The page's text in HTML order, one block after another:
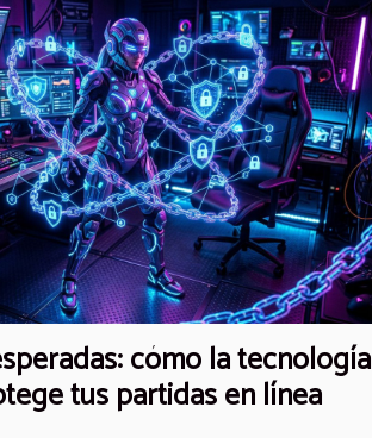
cómo la tecnología
tus partidas en línea